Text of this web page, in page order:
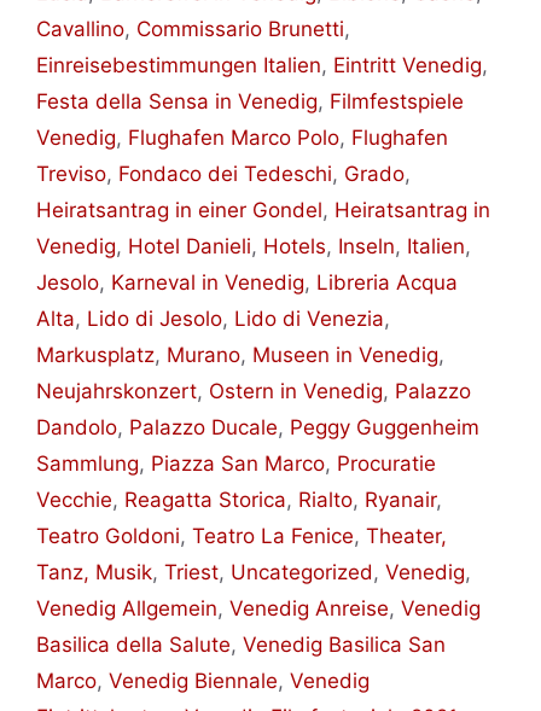
Cavallino, Commissario Brunetti,
Einreisebestimmungen Italien, Eintritt Venedig,
Festa della Sensa in Venedig, Filmfestspiele
Venedig, Flughafen Marco Polo, Flughafen
Treviso, Fondaco dei Tedeschi, Grado,
Heiratsantrag in einer Gondel, Heiratsantrag in
Venedig, Hotel Danieli, Hotels, Inseln, Italien,
Jesolo, Karneval in Venedig, Libreria Acqua
Alta, Lido di Jesolo, Lido di Venezia,
Markusplatz, Murano, Museen in Venedig,
Neujahrskonzert, Ostern in Venedig, Palazzo
Dandolo, Palazzo Ducale, Peggy Guggenheim
Sammlung, Piazza San Marco, Procuratie
Vecchie, Reagatta Storica, Rialto, Ryanair,
Teatro Goldoni, Teatro La Fenice, Theater,
Tanz, Musik, Triest, Uncategorized, Venedig,
Venedig Allgemein, Venedig Anreise, Venedig
Basilica della Salute, Venedig Basilica San
Marco, Venedig Biennale, Venedig